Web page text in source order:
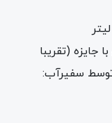
۱۰۰ گرم ، ۶۰ گرمی با جایزه (تقریبا
توسط سفیرآب: